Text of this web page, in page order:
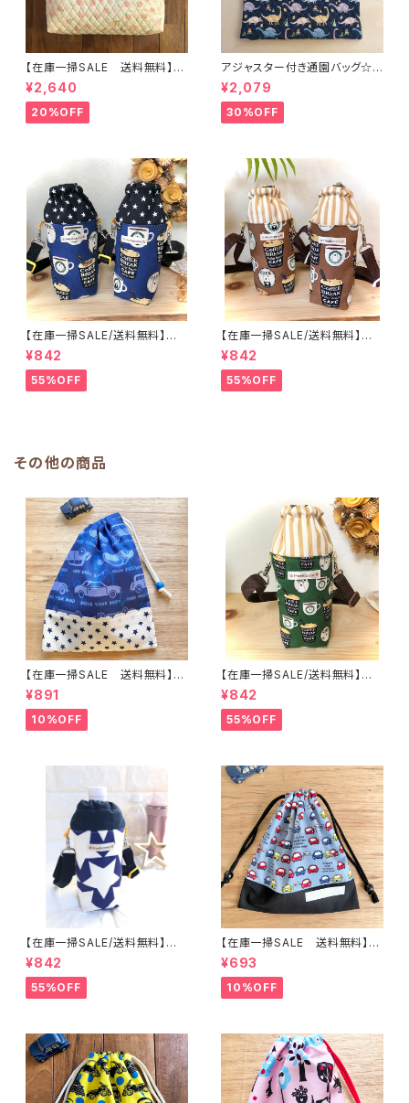
【在庫一掃SALE 送料無料】通
園バッグ☆32×43マチ6cm☆
【ピーチ柄】★TB.39 幼稚園バ
ッグ トートバッグ キルティン
グ レッスンバッグ 桃 女の
¥2,640
20%OFF
アジャスター付き通園バッグ☆3
0×43cm 【恐竜柄】 ★B. 13 男
の子 キルティング 絵本バッ
グ ダイナソー ｜通園通学用
のかわいい巾着袋や入園オーダ
¥2,079
30%OFF
【在庫一掃SALE/送料無料】洗
える保温保冷ペットボトルカバー
＆水筒ホルダー【白くまコーヒ
ー】子供用★PS.4445｜通園用
のかわいいトートバッグや子供ス
¥842
55%OFF
【在庫一掃SALE/送料無料】洗
える保温保冷ペットボトルカバー
＆水筒ホルダー【白くまコーヒ
ー】子供用★PS.3233｜通園用
のかわいいトートバッグや子供ス
¥842
55%OFF
その他の商品
【在庫一掃SALE 送料無料】巾
着袋(中)☆30×24cm【かっこい
い車柄】 ★KC.3738 くるま
男の子｜通園通学用のかわいい
巾着袋や入園オーダーHoshiz
¥891
10%OFF
【在庫一掃SALE/送料無料】洗
える保温保冷ペットボトルカバー
＆水筒ホルダー【白くまカフェ】
子供用★PS.4041｜通園用の
かわいいトートバッグや子供スモ
¥842
55%OFF
【在庫一掃SALE/送料無料】洗
える保温保冷ペットボトルカバー
＆水筒ホルダー【星柄】子供用★
PS.3637｜通園用のかわいい
トートバッグや子供スモックHos
¥842
55%OFF
【在庫一掃SALE 送料無料】巾
着袋(小)21×19cmグレー【白く
まカー柄】★ KU.5051 男の子
くるま 車｜通園通学用のかわい
い巾着袋や入園オーダーHoshi
¥693
10%OFF